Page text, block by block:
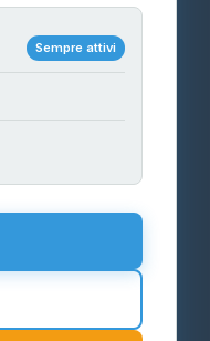
Sempre attivi